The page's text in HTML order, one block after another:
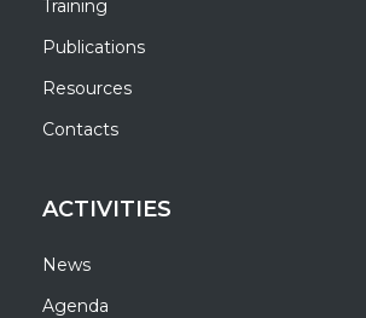
Training
Publications
Resources
Contacts
ACTIVITIES
News
Agenda